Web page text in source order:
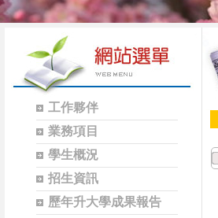
工作夥伴
業務項目
學生概況
招生資訊
歷年升大學成果報告